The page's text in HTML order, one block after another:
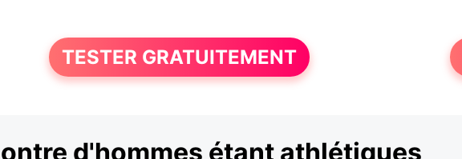
TESTER GRATUITEMENT
d'hommes étant athlétiques